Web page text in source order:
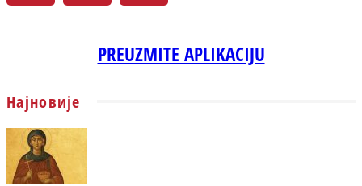
PREUZMITE APLIKACIJU
Најновије